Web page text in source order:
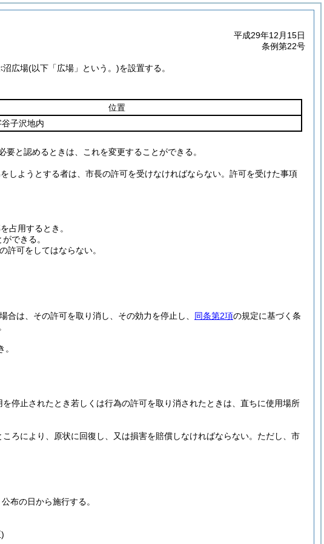
平成29年12月15日
条例第22号
沼広場(以下「広場」という。)を設置する。
位置
子沢地内
要と認めるときは、これを変更することができる。
しようとする者は、市長の許可を受けなければならない。 許可を受けた事項
占用するとき。
できる。
の許可をしてはならない。
合は、その許可を取り消し、その効力を停止し、 同条第2項の規定に基づく条
停止されたとき若しくは行為の許可を取り消されたときは、直ちに使用場所
ろにより、原状に回復し、又は損害を賠償しなければならない。 ただし、市
布の日から施行する。